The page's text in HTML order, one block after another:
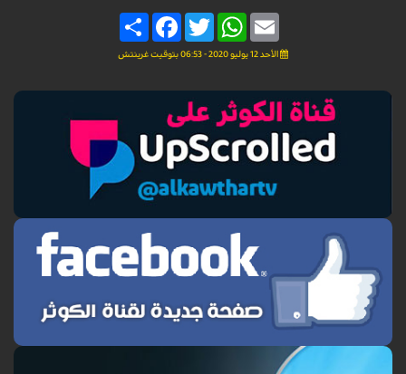
Share
FacebookTwitter
WhatsAppEmail
الأحد 12 يوليو 2020 - 06:53 بتوقيت غرينتش